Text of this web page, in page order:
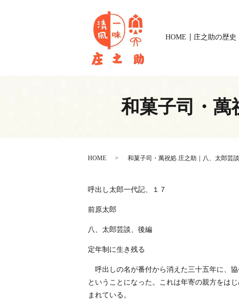
HOME 庄之助の歴史
和菓子司・萬
HOME 和菓子司・萬祝処 庄之助｜八、太郎芸
呼出し太郎一代記、１７
前原太郎
八、太郎芸談、後編
定年制に生き残る
呼出しの名が番付から消えた三十五年に、
ということになった。これは年寄の親方をは
まれている。